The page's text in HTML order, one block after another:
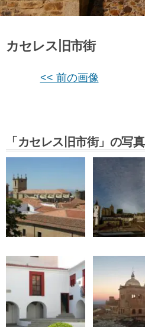
カセレス旧市街
<< 前の画像
「カセレス旧市街」の写真